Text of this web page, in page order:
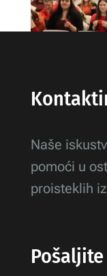
Naše
pomoći u
proisteklih